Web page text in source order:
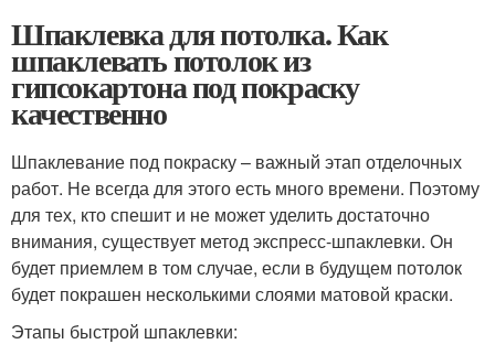
Шпаклевка для потолка. Как
шпаклевать потолок из
гипсокартона под покраску
качественно
Шпаклевание под покраску – важный этап отделочных
работ. Не всегда для этого есть много времени. Поэтому
для тех, кто спешит и не может уделить достаточно
внимания, существует метод экспресс-шпаклевки. Он
будет приемлем в том случае, если в будущем потолок
будет покрашен несколькими слоями матовой краски.
Этапы быстрой шпаклевки: